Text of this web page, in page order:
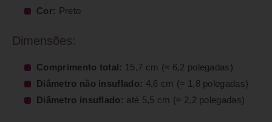
Cor:
Preto
Dimensões:
Comprimento total: 15,7 cm (≈ 6,2 polegadas)
Diâmetro não insuflado: 4,6 cm (≈ 1,8 polegadas)
Diâmetro insuflado: até 5,5 cm (≈ 2,2 polegadas)